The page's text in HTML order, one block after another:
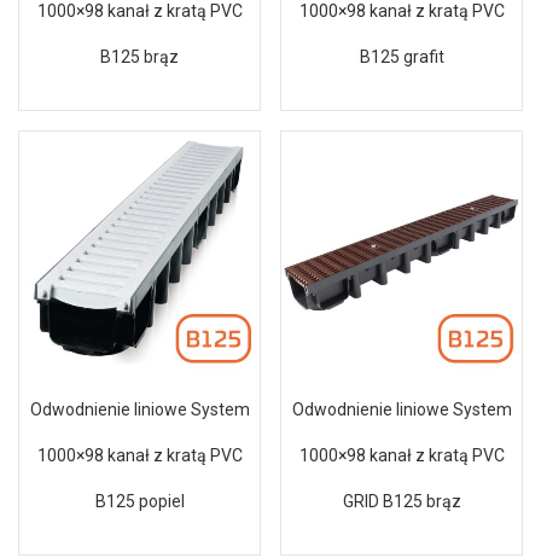
1000×98 kanał z kratą PVC
B125 brąz
1000×98 kanał z kratą PVC
B125 grafit
Odwodnienie liniowe System
1000×98 kanał z kratą PVC
B125 popiel
Odwodnienie liniowe System
1000×98 kanał z kratą PVC
GRID B125 brąz